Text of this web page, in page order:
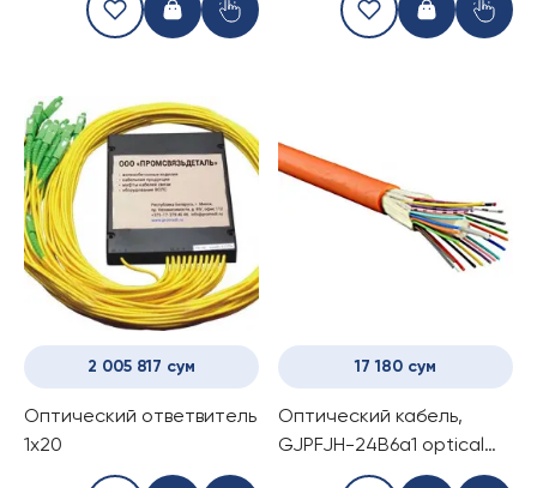
внутренних работ)
2 005 817 сум
Оптический ответвитель
1x20
17 180 сум
Оптический кабель,
GJPFJH-24B6a1 optical
cable (негорючий, для